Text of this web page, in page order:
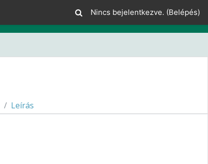
Nincs bejelentkezve. (Belépés)
Leírás